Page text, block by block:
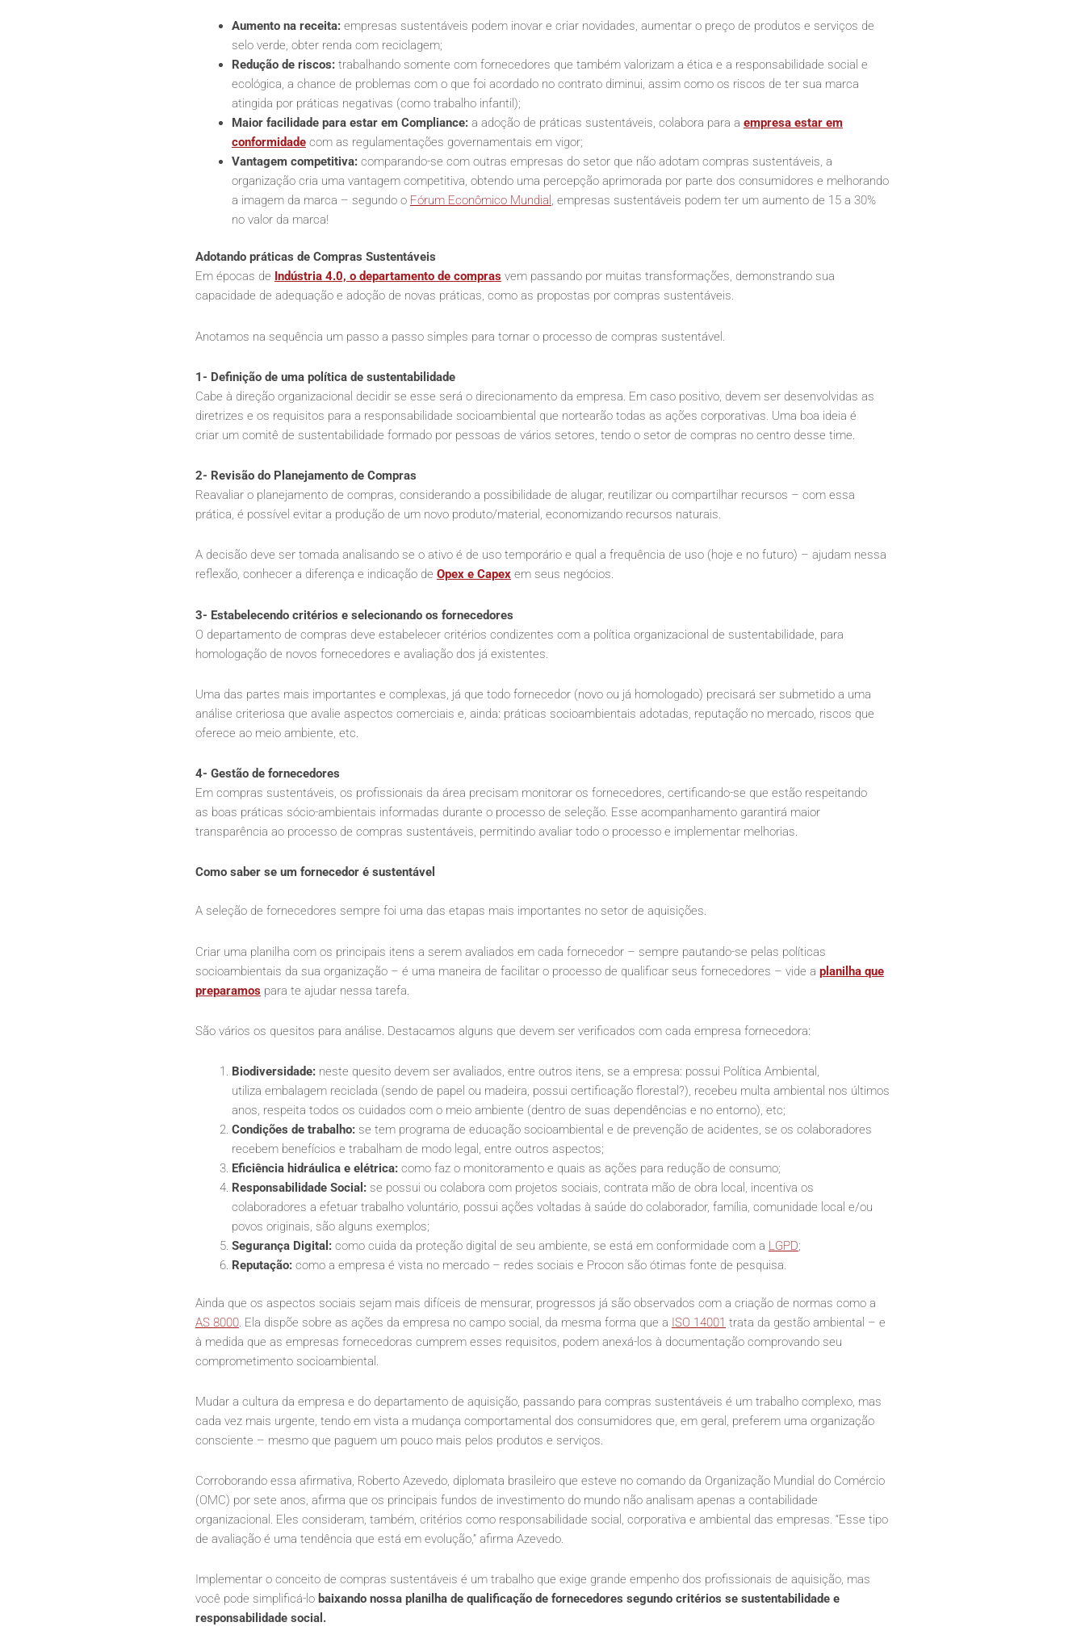
Aumento na receita:empresas sustentáveis podem inovar e criar novidades, aumentar o preço de produtos e serviços de
selo verde, obter renda com reciclagem;
Redução de riscos:trabalhando somente com fornecedores que também valorizam a ética e a responsabilidade social e
ecológica, a chance de problemas com o que foi acordado no contrato diminui, assim como os riscos de ter sua marca
atingida por práticas negativas (como trabalho infantil);
Maior facilidade para estar em Compliance:a adoção de práticas sustentáveis, colabora para a empresa estar em
conformidadecom as regulamentações governamentais em vigor;
Vantagem competitiva:comparando-se com outras empresas do setor que não adotam compras sustentáveis, a
organização cria uma vantagem competitiva, obtendo uma percepção aprimorada por parte dos consumidores e melhorando
a imagem da marca – segundo o Fórum Econômico Mundial , empresas sustentáveis podem ter um aumento de 15 a 30%
no valor da marca!
Adotando práticas de Compras Sustentáveis
Em épocas de Indústria 4.0, o departamento de comprasvem passando por muitas transformações, demonstrando sua
capacidade de adequação e adoção de novas práticas, como as propostas por compras sustentáveis.
Anotamos na sequência um passo a passo simples para tornar o processo de compras sustentável.
1- Definição de uma política de sustentabilidade
Cabe à direção organizacional decidir se esse será o direcionamento da empresa. Em caso positivo, devem ser desenvolvidas as
diretrizes e os requisitos para a responsabilidade socioambiental que nortearão todas as ações corporativas. Uma boa ideia é
criar um comitê de sustentabilidade formado por pessoas de vários setores, tendo o setor de compras no centro desse time.
2- Revisão do Planejamento de Compras
Reavaliar o planejamento de compras, considerando a possibilidade de alugar, reutilizar ou compartilhar recursos – com essa
prática, é possível evitar a produção de um novo produto/material, economizando recursos naturais.
A decisão deve ser tomada analisando se o ativo é de uso temporário e qual a frequência de uso (hoje e no futuro) – ajudam nessa
reflexão, conhecer a diferença e indicação de Opex e Capexem seus negócios.
3- Estabelecendo critérios e selecionando os fornecedores
O departamento de compras deve estabelecer critérios condizentes com a política organizacional de sustentabilidade, para
homologação de novos fornecedores e avaliação dos já existentes.
Uma das partes mais importantes e complexas, já que todo fornecedor (novo ou já homologado) precisará ser submetido a uma
análise criteriosa que avalie aspectos comerciais e, ainda: práticas socioambientais adotadas, reputação no mercado, riscos que
oferece ao meio ambiente, etc.
4- Gestão de fornecedores
Em compras sustentáveis, os profissionais da área precisam monitorar os fornecedores, certificando-se que estão respeitando
as boas práticas sócio-ambientais informadas durante o processo de seleção. Esse acompanhamento garantirá maior
transparência ao processo de compras sustentáveis, permitindo avaliar todo o processo e implementar melhorias.
Como saber se um fornecedor é sustentável
A seleção de fornecedores sempre foi uma das etapas mais importantes no setor de aquisições.
Criar uma planilha com os principais itens a serem avaliados em cada fornecedor – sempre pautando-se pelas políticas
socioambientais da sua organização – é uma maneira de facilitar o processo de qualificar seus fornecedores – vide a planilha que
preparamospara te ajudar nessa tarefa.
São vários os quesitos para análise. Destacamos alguns que devem ser verificados com cada empresa fornecedora:
Biodiversidade:neste quesito devem ser avaliados, entre outros itens, se a empresa: possui Política Ambiental,
utiliza embalagem reciclada (sendo de papel ou madeira, possui certificação florestal?), recebeu multa ambiental nos últimos
anos, respeita todos os cuidados com o meio ambiente (dentro de suas dependências e no entorno), etc;
Condições de trabalho:se tem programa de educação socioambiental e de prevenção de acidentes, se os colaboradores
recebem benefícios e trabalham de modo legal, entre outros aspectos;
Eficiência hidráulica e elétrica:como faz o monitoramento e quais as ações para redução de consumo;
Responsabilidade Social:se possui ou colabora com projetos sociais, contrata mão de obra local, incentiva os
colaboradores a efetuar trabalho voluntário, possui ações voltadas à saúde do colaborador, família, comunidade local e/ou
povos originais, são alguns exemplos;
Segurança Digital:como cuida da proteção digital de seu ambiente, se está em conformidade com a LGPD;
Reputação:como a empresa é vista no mercado – redes sociais e Procon são ótimas fonte de pesquisa.
Ainda que os aspectos sociais sejam mais difíceis de mensurar, progressos já são observados com a criação de normas como a
AS 8000. Ela dispõe sobre as ações da empresa no campo social, da mesma forma que a ISO 14001 trata da gestão ambiental – e
à medida que as empresas fornecedoras cumprem esses requisitos, podem anexá-los à documentação comprovando seu
comprometimento socioambiental.
Mudar a cultura da empresa e do departamento de aquisição, passando para compras sustentáveis é um trabalho complexo, mas
cada vez mais urgente, tendo em vista a mudança comportamental dos consumidores que, em geral, preferem uma organização
consciente – mesmo que paguem um pouco mais pelos produtos e serviços.
Corroborando essa afirmativa, Roberto Azevedo, diplomata brasileiro que esteve no comando da Organização Mundial do Comércio
(OMC) por sete anos, afirma que os principais fundos de investimento do mundo não analisam apenas a contabilidade
organizacional. Eles consideram, também, critérios como responsabilidade social, corporativa e ambiental das empresas. “Esse tipo
de avaliação é uma tendência que está em evolução,” afirma Azevedo.
Implementar o conceito de compras sustentáveis é um trabalho que exige grande empenho dos profissionais de aquisição, mas
você pode simplificá-lo baixando nossa planilha de qualificação de fornecedores segundo critérios se sustentabilidade e
responsabilidade social.